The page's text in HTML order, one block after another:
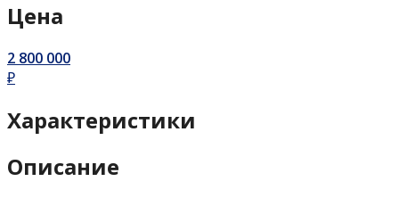
Цена
2 800 000
₽
Характеристики
Описание